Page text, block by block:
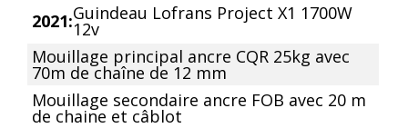
2021:Guindeau Lofrans Project X1 1700W
12v
Mouillage principal ancre CQR 25kg avec
70m de chaîne de 12 mm
Mouillage secondaire ancre FOB avec 20 m
de chaine et câblot